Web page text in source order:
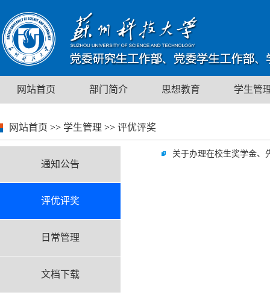
网站首页 部门简介 思想教育 学生管
网站首页 >> 学生管理 >> 评优评奖
通知公告
评优评奖
日常管理
文档下载
关于办理在校生奖学金、